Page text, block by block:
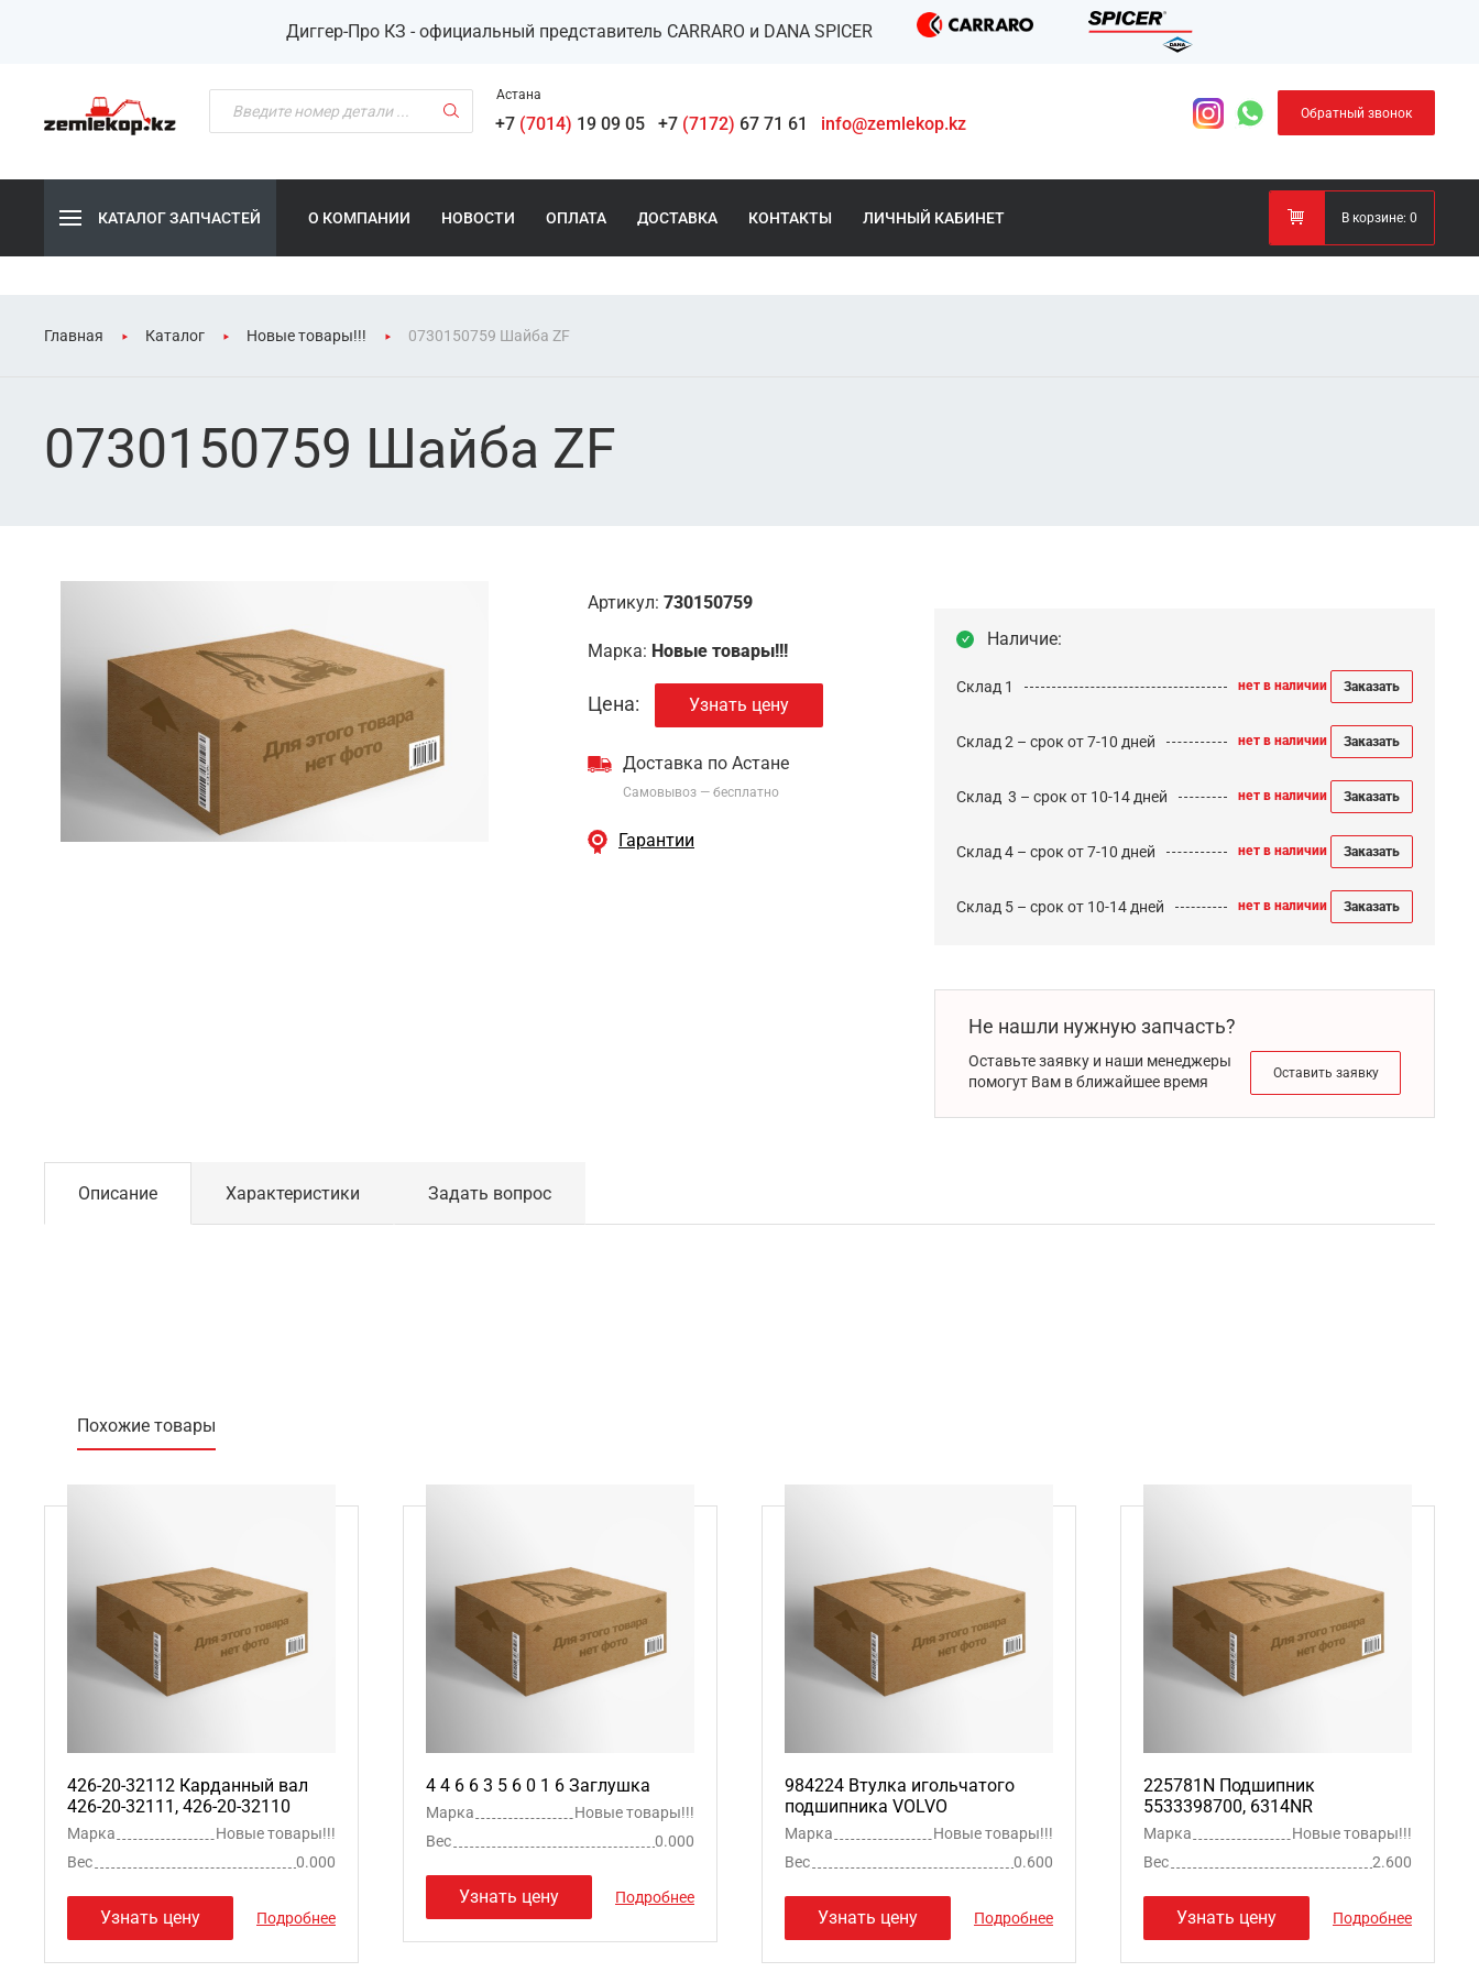
Диггер-Про КЗ - официальный представитель CARRARO и DANA SPICER
Астана
+7 (7014) 19 09 05 +7 (7172) 67 71 61 info@zemlekop.kz Обратный звонок
КАТАЛОГ ЗАПЧАСТЕЙ О КОМПАНИИ НОВОСТИ ОПЛАТА ДОСТАВКА КОНТАКТЫ ЛИЧНЫЙ КАБИНЕТ В корзине: 0
Главная Каталог Новые товары!!! 0730150759 Шайба ZF
0730150759 Шайба ZF
Артикул: 730150759
Марка: Новые товары!!!
Цена: Узнать цену
Доставка по Астане
Самовывоз — бесплатно
Гарантии
Наличие:
Склад 1 нет в наличии Заказать
Склад 2 – срок от 7-10 дней нет в наличии Заказать
Cклад 3 – срок от 10-14 дней нет в наличии Заказать
Склад 4 – срок от 7-10 дней нет в наличии Заказать
Склад 5 – срок от 10-14 дней нет в наличии Заказать
Не нашли нужную запчасть?
Оставьте заявку и наши менеджеры
помогут Вам в ближайшее время
Оставить заявку
Описание Характеристики Задать вопрос
Похожие товары
426-20-32112 Карданный вал
426-20-32111, 426-20-32110
Марка
Новые товары!!!
Вес
0.000
Узнать цену Подробнее
4 4 6 6 3 5 6 0 1 6 Заглушка
Марка
Новые товары!!!
Вес
0.000
Узнать цену Подробнее
984224 Втулка игольчатого
подшипника VOLVO
Марка
Новые товары!!!
Вес
0.600
Узнать цену Подробнее
225781N Подшипник
5533398700, 6314NR
Марка
Новые товары!!!
Вес
2.600
Узнать цену Подробнее